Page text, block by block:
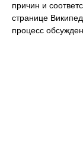
причин и
странице
процесс